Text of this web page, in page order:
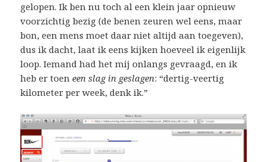
gelopen. Ik ben nu toch al een klein jaar opnieuw
voorzichtig bezig (de benen zeuren wel eens, maar
bon, een mens moet daar niet altijd aan toegeven),
dus ik dacht, laat ik eens kijken hoeveel ik eigenlijk
loop. Iemand had het mij onlangs gevraagd, en ik
heb er toeneen slag in geslagen: “dertig-veertig
kilometer per week, denk ik.”